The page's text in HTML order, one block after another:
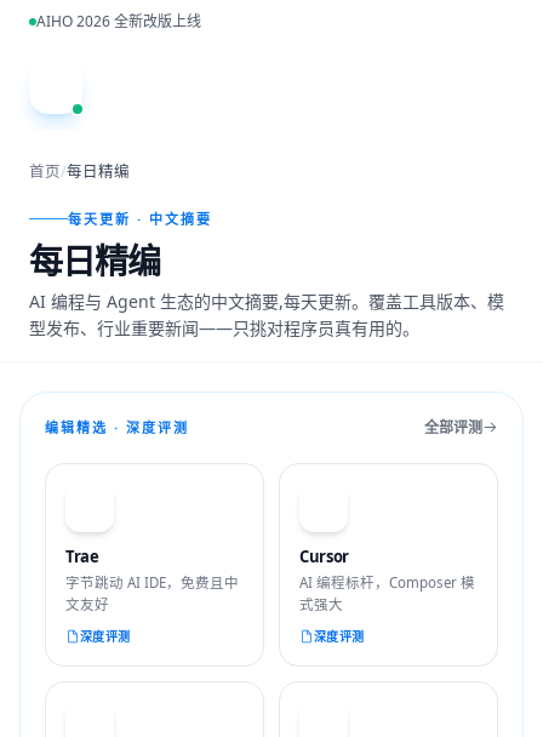
跳到主内容
AIHO 2026 全新改版上线
首页/每日精编
每天更新 · 中文摘要
每日精编
AI 编程与 Agent 生态的中文摘要,每天更新。覆盖工具版本、模
型发布、行业重要新闻——只挑对程序员真有用的。
编辑精选 · 深度评测 全部评测
Trae
字节跳动 AI IDE，免费且中
文友好
深度评测
Cursor
AI 编程标杆，Composer 模
式强大
深度评测